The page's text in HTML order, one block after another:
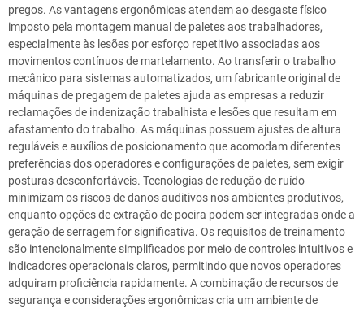
pregos. As vantagens ergonômicas atendem ao desgaste físico
imposto pela montagem manual de paletes aos trabalhadores,
especialmente às lesões por esforço repetitivo associadas aos
movimentos contínuos de martelamento. Ao transferir o trabalho
mecânico para sistemas automatizados, um fabricante original de
máquinas de pregagem de paletes ajuda as empresas a reduzir
reclamações de indenização trabalhista e lesões que resultam em
afastamento do trabalho. As máquinas possuem ajustes de altura
reguláveis e auxílios de posicionamento que acomodam diferentes
preferências dos operadores e configurações de paletes, sem exigir
posturas desconfortáveis. Tecnologias de redução de ruído
minimizam os riscos de danos auditivos nos ambientes produtivos,
enquanto opções de extração de poeira podem ser integradas onde a
geração de serragem for significativa. Os requisitos de treinamento
são intencionalmente simplificados por meio de controles intuitivos e
indicadores operacionais claros, permitindo que novos operadores
adquiram proficiência rapidamente. A combinação de recursos de
segurança e considerações ergonômicas cria um ambiente de